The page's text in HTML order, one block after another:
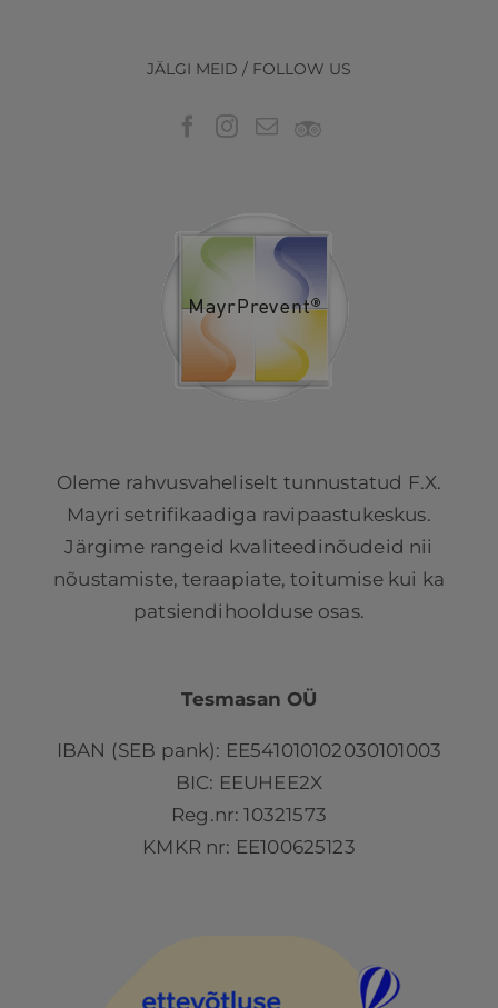
JÄLGI MEID / FOLLOW US
Oleme rahvusvaheliselt tunnustatud F.X.
Mayri setrifikaadiga ravipaastukeskus.
Järgime rangeid kvaliteedinõudeid nii
nõustamiste, teraapiate, toitumise kui ka
patsiendihoolduse osas.
Tesmasan OÜ
IBAN (SEB pank): EE541010102030101003
BIC: EEUHEE2X
Reg.nr: 10321573
KMKR nr: EE100625123